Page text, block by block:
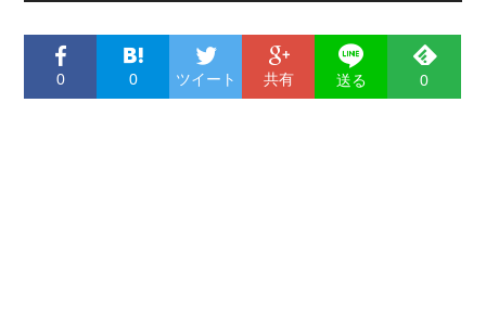
0 0 ツイート 共有 送る 0